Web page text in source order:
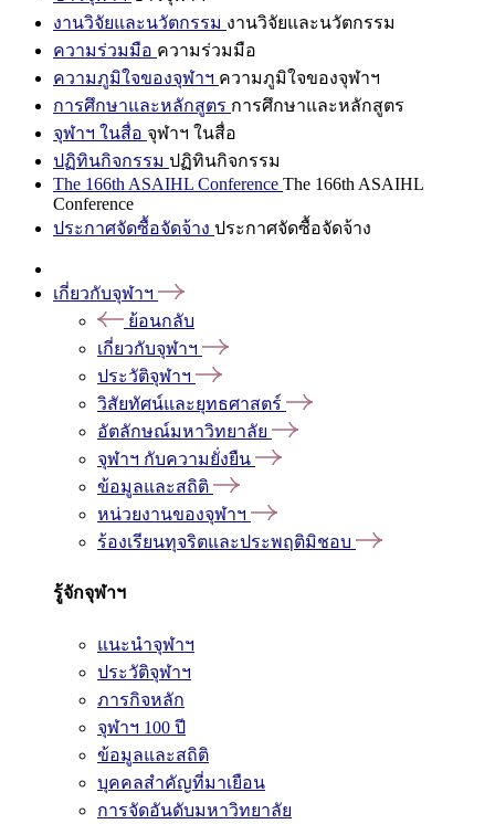
งานวิจัยและนวัตกรรม งานวิจัยและนวัตกรรม
ความร่วมมือ ความร่วมมือ
ความภูมิใจของจุฬาฯ ความภูมิใจของจุฬาฯ
การศึกษาและหลักสูตร การศึกษาและหลักสูตร
จุฬาฯ ในสื่อ จุฬาฯ ในสื่อ
ปฏิทินกิจกรรม ปฏิทินกิจกรรม
The 166th ASAIHL Conference The 166th ASAIHL
Conference
ประกาศจัดซื้อจัดจ้าง ประกาศจัดซื้อจัดจ้าง
เกี่ยวกับจุฬาฯ
ย้อนกลับ
เกี่ยวกับจุฬาฯ
ประวัติจุฬาฯ
วิสัยทัศน์และยุทธศาสตร์
อัตลักษณ์มหาวิทยาลัย
จุฬาฯ กับความยั่งยืน
ข้อมูลและสถิติ
หน่วยงานของจุฬาฯ
ร้องเรียนทุจริตและประพฤติมิชอบ
รู้จักจุฬาฯ
แนะนำจุฬาฯ
ประวัติจุฬาฯ
ภารกิจหลัก
จุฬาฯ 100 ปี
ข้อมูลและสถิติ
บุคคลสำคัญที่มาเยือน
การจัดอันดับมหาวิทยาลัย